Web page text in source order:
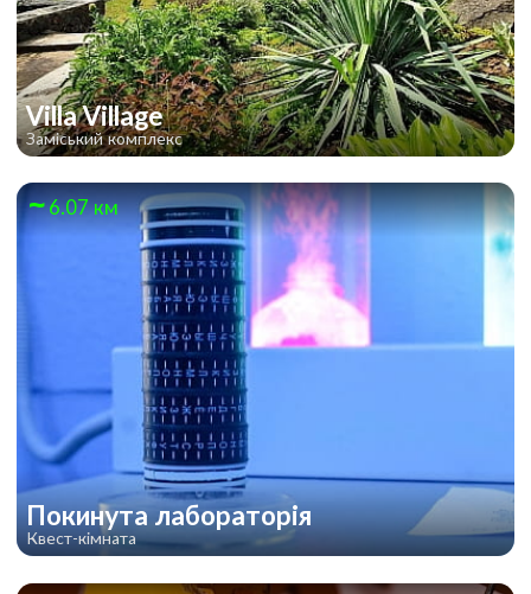
Villa Village
Заміський комплекс
6.07 км
Покинута лабораторія
Квест-кімната